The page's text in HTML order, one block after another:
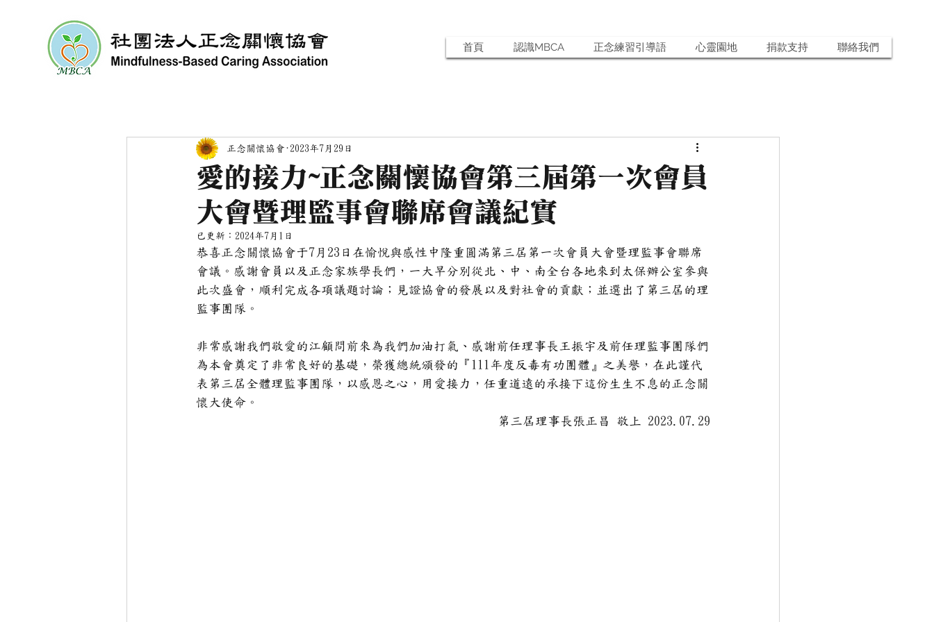
首頁 認識MBCA 正念練習引導語 心靈園地 捐款支持 聯絡我們
愛的接力~正念關懷協會第三屆第一次會員
大會暨理監事會聯席會議紀實
正念關懷協會 2023年7月29日
已更新： 2024年7月1日
恭喜正念關懷協會于7月23日在愉悅與感性中隆重圓滿第三屆第一次會員大會暨理監事會聯席
會議。感謝會員以及正念家族學長們，一大早分別從北、中、南全台各地來到太保辦公室參與
此次盛會，順利完成各項議題討論；見證協會的發展以及對社會的貢獻；並選出了第三屆的理
監事團隊。
非常感謝我們敬愛的江顧問前來為我們加油打氣、感謝前任理事長王振宇及前任理監事團隊們
為本會奠定了非常良好的基礎，榮獲總統頒發的『111年度反毒有功團體』之美譽，在此謹代
表第三屆全體理監事團隊，以感恩之心，用愛接力，任重道遠的承接下這份生生不息的正念關
懷大使命。
第三屆理事長張正昌 敬上 2023.07.29